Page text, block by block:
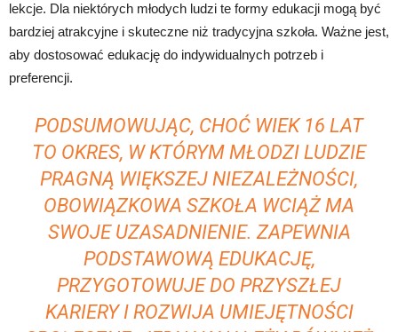
lekcje. Dla niektórych młodych ludzi te formy edukacji mogą być
bardziej atrakcyjne i skuteczne niż tradycyjna szkoła. Ważne jest,
aby dostosować edukację do indywidualnych potrzeb i
preferencji.
PODSUMOWUJĄC, CHOĆ WIEK 16 LAT
TO OKRES, W KTÓRYM MŁODZI LUDZIE
PRAGNĄ WIĘKSZEJ NIEZALEŻNOŚCI,
OBOWIĄZKOWA SZKOŁA WCIĄŻ MA
SWOJE UZASADNIENIE. ZAPEWNIA
PODSTAWOWĄ EDUKACJĘ,
PRZYGOTOWUJE DO PRZYSZŁEJ
KARIERY I ROZWIJA UMIEJĘTNOŚCI